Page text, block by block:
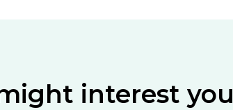
interest you